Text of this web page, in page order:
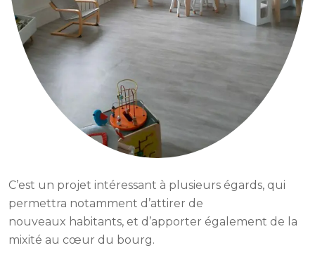
C’est un projet intéressant à plusieurs égards, qui
permettra notamment d’attirer de
nouveaux habitants, et d’apporter également de la
mixité au cœur du bourg.